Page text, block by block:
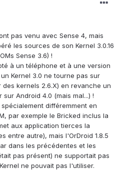
pas venu avec Sense 4, mais
les sources de son Kernel 3.0.16
Sense 3.6) !
à un téléphone et à une version
Kernel 3.0 ne tourne pas sur
kernels 2.6.X) en revanche un
Android 4.0 (mais mal...) !
différemment en
par exemple le Bricked inclus la
aux application tierces la
entre autre), mais l'OrDroid 1.8.5
dans les précédentes et les
pas présent) ne supportait pas
ne pouvait pas l'utiliser.